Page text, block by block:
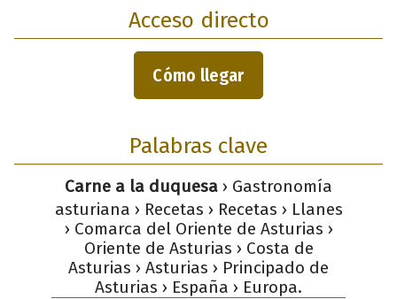
Acceso directo
Cómo llegar
Palabras clave
Carne a la duquesa › Gastronomía
asturiana › Recetas › Recetas › Llanes
› Comarca del Oriente de Asturias ›
Oriente de Asturias › Costa de
Asturias › Asturias › Principado de
Asturias › España › Europa.